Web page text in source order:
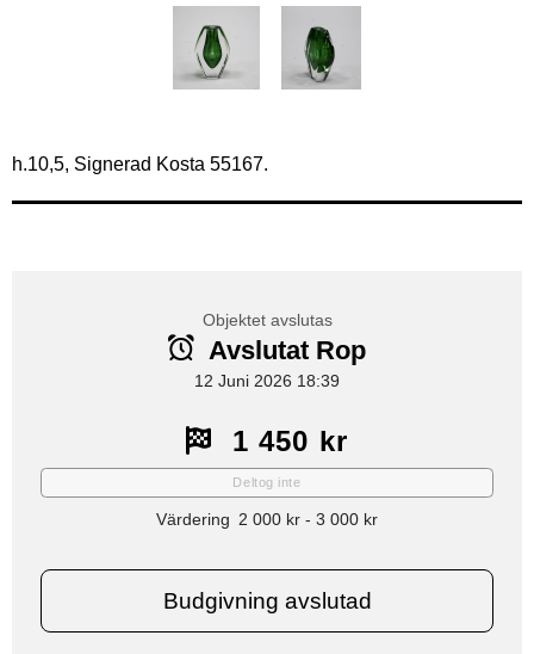
h.10,5, Signerad Kosta 55167.
Objektet avslutas
Avslutat Rop
12 Juni 2026 18:39
1 450 kr
Deltog inte
Värdering 2 000 kr- 3 000 kr
Budgivning avslutad